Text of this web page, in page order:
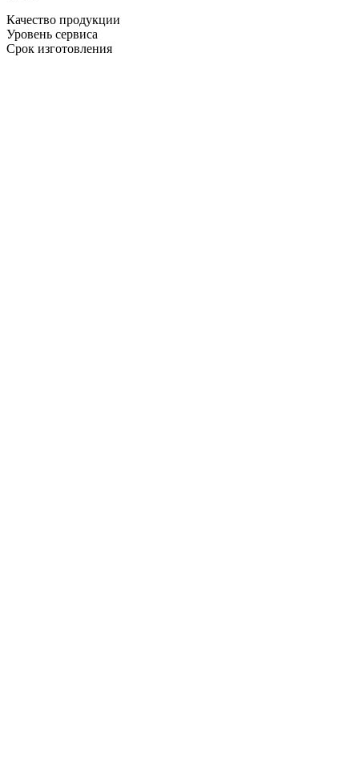
Качество продукции
Уровень сервиса
Срок изготовления